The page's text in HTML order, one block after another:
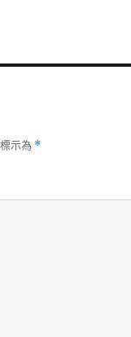
示為 *